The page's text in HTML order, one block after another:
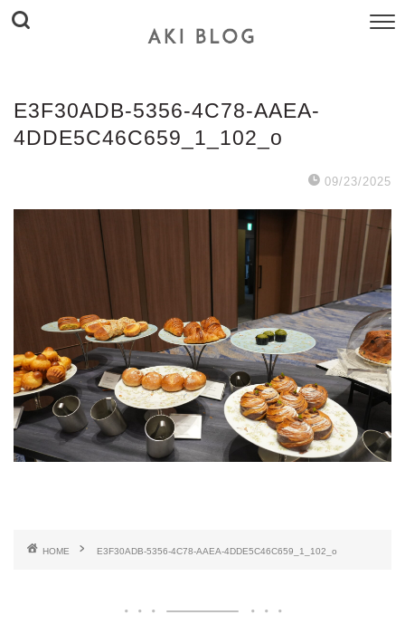
E3F30ADB-5356-4C78-AAEA-
4DDE5C46C659_1_102_o
09/23/2025
HOME E3F30ADB-5356-4C78-AAEA-4DDE5C46C659_1_102_o